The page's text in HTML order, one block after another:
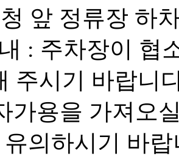
앞 정류장 하
: 주차장이 협
주시기 바랍니
가져오실
유의하시기 바